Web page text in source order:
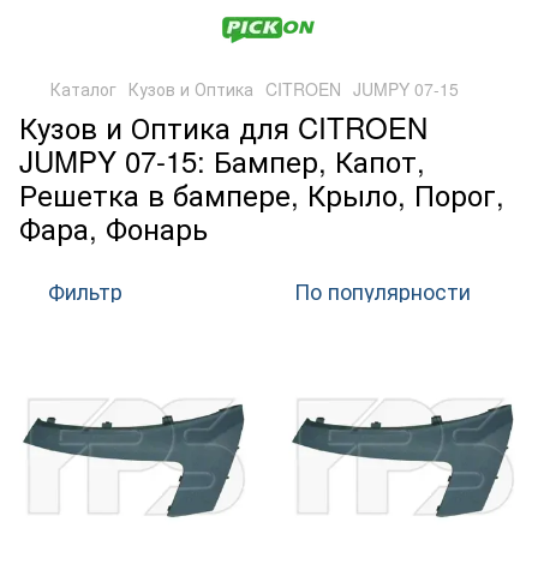
Каталог Кузов и Оптика CITROEN JUMPY 07-15
Кузов и Оптика для CITROEN
JUMPY 07-15: Бампер, Капот,
Решетка в бампере, Крыло, Порог,
Фара, Фонарь
Фильтр По популярности